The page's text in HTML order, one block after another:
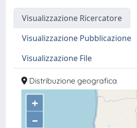
Visualizzazione Ricercatore
Visualizzazione Pubblicazione
Visualizzazione File
Distribuzione geografica
+
–